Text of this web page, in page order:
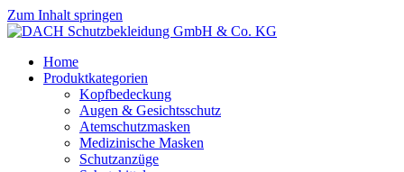
Zum Inhalt springen
Home
Produktkategorien
Kopfbedeckung
Augen & Gesichtsschutz
Atemschutzmasken
Medizinische Masken
Schutzanzüge